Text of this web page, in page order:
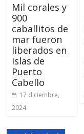
Mil corales y
900
caballitos de
mar fueron
liberados en
islas de
Puerto
Cabello
17 diciembre,
2024